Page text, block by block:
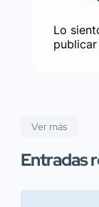
Lo
Ver más
Entradas